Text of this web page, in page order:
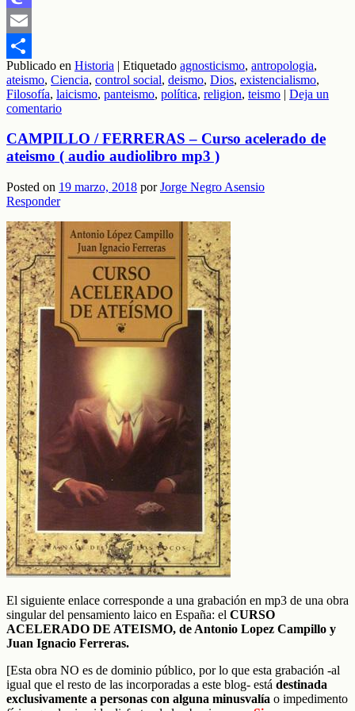
Mastodon
Email
Compartir
Publicado en Historia | Etiquetado agnosticismo, antropologia,
ateismo, Ciencia, control social, deismo, Dios, existencialismo,
Filosofía, laicismo, panteismo, política, religion, teismo | Deja un
comentario
CAMPILLO / FERRERAS – Curso acelerado de
ateismo ( audio audiolibro mp3 )
Posted on 19 marzo, 2018 porJorge Negro Asensio
Responder
El siguiente enlace corresponde a una grabación en mp3 de una obra
singular del pensamiento laico en España: el CURSO
ACELERADO DE ATEISMO, de Antonio Lopez Campillo y
Juan Ignacio Ferreras.
[Esta obra NO es de dominio público, por lo que esta grabación -al
igual que el resto de las incorporadas a este blog- está destinada
exclusivamente a personas con alguna minusvalía o impedimento